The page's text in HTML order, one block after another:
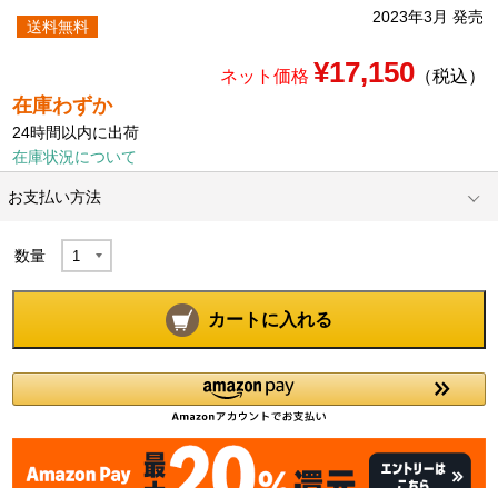
2023年3月 発売
送料無料
ネット価格 ¥17,150（税込）
在庫わずか
24時間以内に出荷
在庫状況について
お支払い方法
数量
カートに入れる